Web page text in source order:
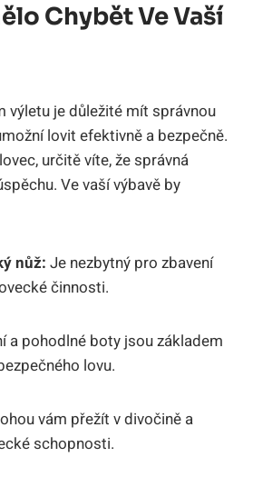
Chybět Ve Vaší
výletu je důležité mít správnou
lovit efektivně a bezpečně.
určitě víte, že správná
Ve vaší výbavě by
nůž: Je nezbytný pro zbavení
činnosti.
a pohodlné boty jsou základem
lovu.
vám přežít v divočině a
schopnosti.